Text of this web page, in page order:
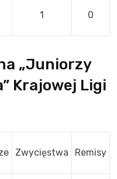
1 0
„Juniorzy
Krajowej Ligi
Zwycięstwa Remisy